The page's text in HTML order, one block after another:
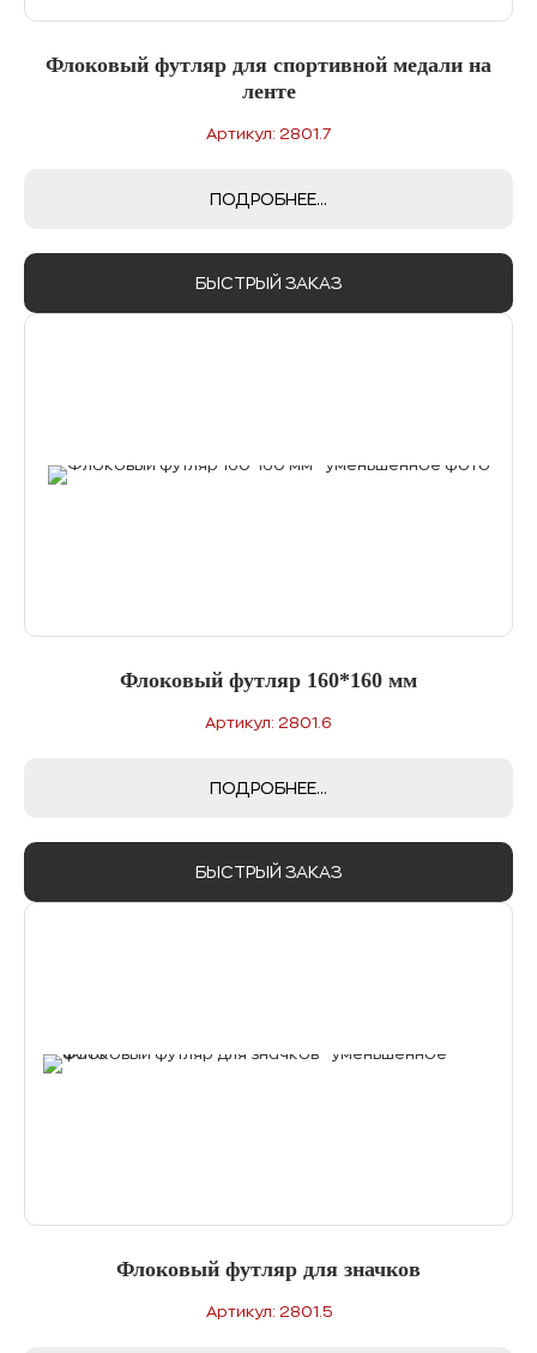
Флоковый футляр для спортивной медали на
ленте
Артикул: 2801.7
ПОДРОБНЕЕ...
БЫСТРЫЙ ЗАКАЗ
Флоковый футляр 160*160 мм
Артикул: 2801.6
ПОДРОБНЕЕ...
БЫСТРЫЙ ЗАКАЗ
Флоковый футляр для значков
Артикул: 2801.5